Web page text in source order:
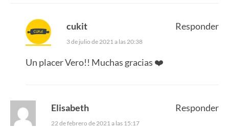
cukit
3 de julio de 2021 a las 20:38
Un placer Vero!! Muchas gracias ❤️
Responder
Elisabeth
22 de febrero de 2021 a las 15:17
Responder